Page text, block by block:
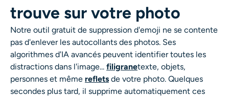
trouve sur votre photo
Notre outil gratuit de suppression d'emoji ne se contente
pas d'enlever les autocollants des photos. Ses
algorithmes d'IA avancés peuvent identifier toutes les
distractions dans l'image... filigranetexte, objets,
personnes et même reflets de votre photo. Quelques
secondes plus tard, il supprime automatiquement ces